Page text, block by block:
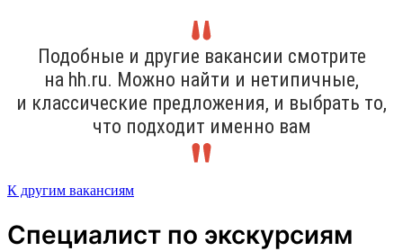
Подобные и другие вакансии смотрите
на hh.ru. Можно найти и нетипичные,
и классические предложения, и выбрать то,
что подходит именно вам
К другим вакансиям
Специалист по экскурсиям